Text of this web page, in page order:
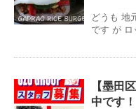
どうも 地
です が ロ
【墨田
中です！